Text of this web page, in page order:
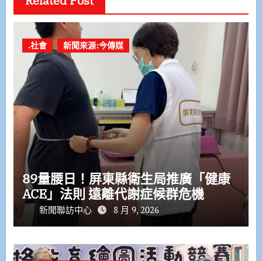
.社會 新聞來源:今傳媒
89量腰日！屏東縣衛生局推廣「健康
ACE」法則 遠離代謝症候群危機
新聞聯訪中心 8 月 9, 2026